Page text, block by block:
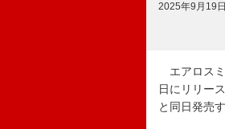
2025年9月19
エアロスミ
日にリリー
と同日発売